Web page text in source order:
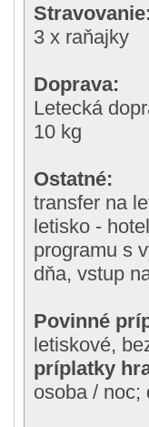
3 x raňajky
Doprava:
Letecká
10 kg
Ostatné:
transfer na
letisko -
programu s
dňa, vstup
Povinné
letiskové,
príplatky
osoba / noc;